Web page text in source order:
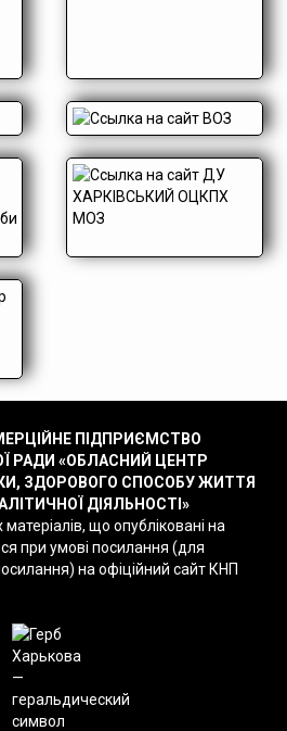
ПІДПРИЄМСТВО
РАДИ «ОБЛАСНИЙ ЦЕНТР
ЗДОРОВОГО СПОСОБУ ЖИТТЯ
ДІЯЛЬНОСТІ»
що опубліковані на
при умові посилання (для
на офіційний сайт КНП